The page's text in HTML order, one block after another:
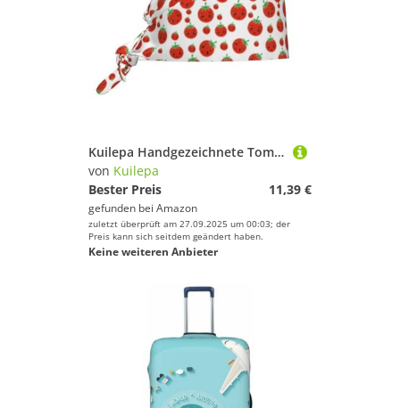
Kuilepa Handgezeichnete Tomaten-Arbeitskappen mit Schweißband, verstellbare Arbeitshüte, elastische Krankenschwesternhaube, Schwarz, Einheitsgröße
von Kuilepa
Bester Preis
11,39 €
gefunden bei Amazon
zuletzt überprüft am 27.09.2025 um 00:03; der
Preis kann sich seitdem geändert haben.
Keine weiteren Anbieter